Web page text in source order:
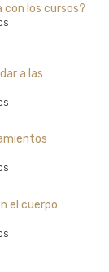
con los cursos?
a las
el cuerpo